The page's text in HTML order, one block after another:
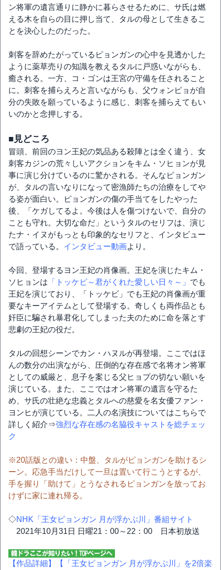
ン将軍の遺言通りに静かに暮らさせるために、サ氏は燃
える木を自らの目に押し当て、タルの母として生きるこ
とを決心したのだった。
刺客を辞めたがっているピョンガンの心中を見透かした
ように薬草売りの知識を教えるタルに戸惑いながらも、
癒される。一方、コ・ゴンは王宮の守備を任されること
に。刺客を捕らえろと言いながらも、父ウォンピョが自
分の失敗を願っているように感じ、刺客を捕らえてもい
いのかと念押しする。
■見どころ
冒頭、前回のヨン王妃の気品ある殺陣とは全く違う、女
刺客カジンの荒々しいアクションをキム・ソヒョンが見
事に演じ分けているのに驚かされる。そんなピョンガン
が、タルの言いなりになって密漁師たちの治療をしてや
る姿が面白い。ピョンガンの傷の手当てをしたやった
後、「ケガしてるよ。今後は人を傷つけないで、自分の
ことも守れ。大切な命だ」というタルのセリフは、演じ
たナ・イヌがもっとも印象的なセリフと、インタビュー
で語っている。 インタビュー動画より。
今回、登場するヨン王妃の肖像画。王妃を演じたキム・
ソヒョンは 「トッケビ～君がくれた愛しい日々～」 でも
王妃を演じており、「トッケビ」でも王妃の肖像画が重
要なキーアイテムとして登場する。奇しくも両作品とも
奸臣に騙され暴君化してしまった夫のために命を落とす
悲劇の王妃の役だ。
タルの回想シーンでカン・ハヌルが再登場。ここではほ
んの数分の出演ながら、圧倒的な存在感で名将オン将軍
としての威厳と、息子を案じる父ヒョプの切ない願いを
演じている。また、ここではオン将軍の遺言を守るた
め、サ氏の壮絶な忠義とタルへの慈愛を名女優ファン・
ヨンヒが演じている。二人の名演技についてはこちらで
詳しく紹介⇒強烈な存在感の名脇役キャストを総チェッ
ク
※20話版との違い：中盤、タルがピョンガンを助けるシ
ーン。応急手当だけして一旦は置いて行こうとするが、
手を握り「助けて」とうなされるピョンガンを放ってお
けずに家に連れ帰る。
◇NHK「王女ピョンガン 月が浮かぶ川」番組サイト
2021年10月31日 日曜21：00～22：00 日本初放送
【作品詳細】 【「王女ピョンガン 月が浮かぶ川」を2倍楽